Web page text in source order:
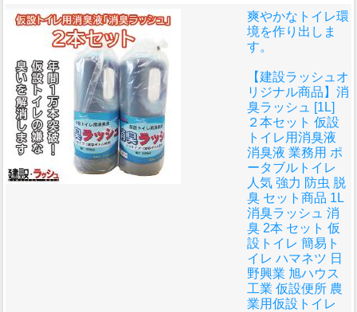
爽やかなトイレ環
境を作り出しま
す。
【建設ラッシュオ
リジナル商品】消
臭ラッシュ [1L]
２本セット 仮設
トイレ用消臭液
消臭液 業務用 ポ
ータブルトイレ
人気 強力 防虫 脱
臭 セット商品 1L
消臭ラッシュ 消
臭 2本 セット 仮
設トイレ 簡易ト
イレ ハマネツ 日
野興業 旭ハウス
工業 仮設便所 農
業用仮設トイレ